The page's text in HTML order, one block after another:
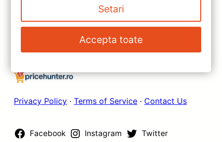
WiFi Iveco Daily 2023-2024 —
Recenzie Detaliată, Testare &
Recomandări
Privacy Policy · Terms of Service · Contact Us
Facebook Instagram Twitter
Setari
Accepta toate